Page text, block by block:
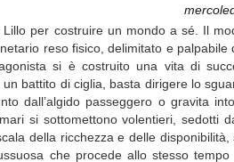
per costruire un mondo a sé. Il
reso fisico, delimitato e palpabile
si è costruito una vita di
battito di ciglia, basta dirigere lo
dall’algido passeggero o gravita
si sottomettono volentieri, sedotti
della ricchezza e delle
che procede allo stesso tempo